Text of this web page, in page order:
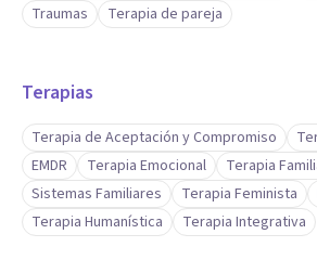
Traumas
Terapia de pareja
Terapias
Terapia de Aceptación y Compromiso
EMDR
Terapia Emocional
Terapia
Sistemas Familiares
Terapia Feminista
Terapia Humanística
Terapia Integrativa